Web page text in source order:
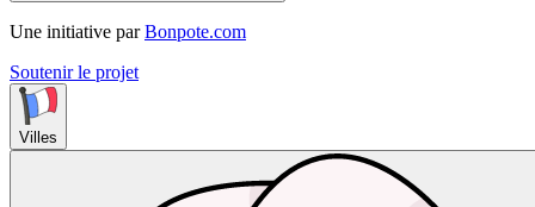
Une initiative par Bonpote.com
Soutenir le projet
Villes